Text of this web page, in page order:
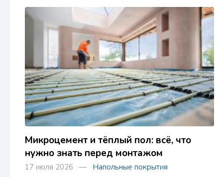
Микроцемент и тёплый пол: всё, что
нужно знать перед монтажом
17 июля 2026 — Напольные покрытия